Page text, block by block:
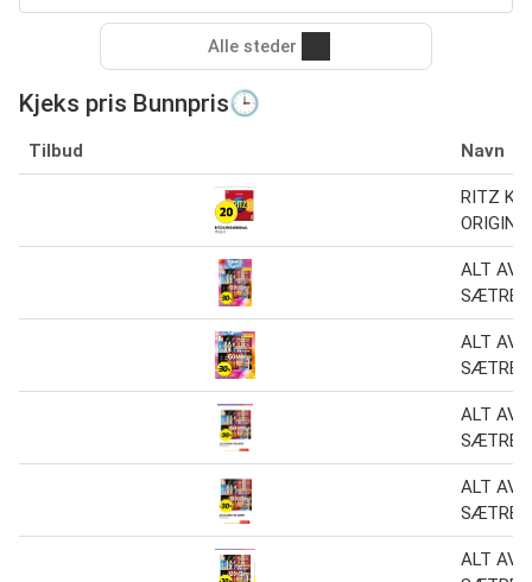
Alle steder
Kjeks pris Bunnpris🕒
Tilbud Navn
RITZ
ALT AV
SÆTRE
ALT AV
SÆTRE
ALT AV
SÆTRE
ALT AV
SÆTRE
ALT AV